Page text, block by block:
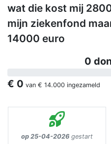
wat die kost mij
mijn ziekenfond
14000 euro
0
€ 0 van € 14.000 ingezameld
op 25-04-2026 gestart